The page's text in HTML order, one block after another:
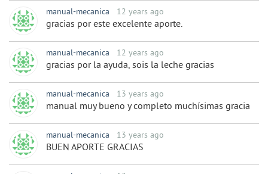
manual-mecanica 12 years ago
gracias por este excelente aporte.
manual-mecanica 12 years ago
gracias por la ayuda, sois la leche gracias
manual-mecanica 13 years ago
manual muy bueno y completo muchísimas gracia
manual-mecanica 13 years ago
BUEN APORTE GRACIAS